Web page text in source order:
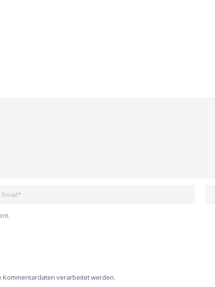
Kommentardaten verarbeitet werden.